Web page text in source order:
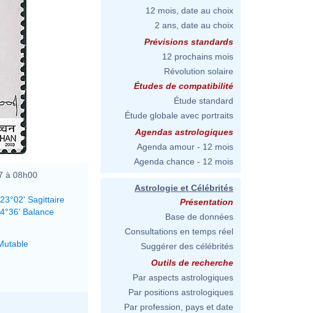
à 08h00
23°02' Sagittaire
4°36' Balance
12 mois, date au choix
2 ans, date au choix
Prévisions standards
12 prochains mois
Révolution solaire
Études de compatibilité
Étude standard
Étude globale avec portraits
Agendas astrologiques
Agenda amour - 12 mois
Agenda chance - 12 mois
Astrologie et Célébrités
Présentation
Base de données
Consultations en temps réel
Suggérer des célébrités
Outils de recherche
Par aspects astrologiques
Par positions astrologiques
Par profession, pays et date